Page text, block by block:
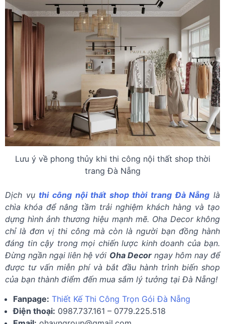
Lưu ý về phong thủy khi thi công nội thất shop thời
trang Đà Nẵng
Dịch vụthi công nội thất shop thời trang Đà Nẵng là
chìa khóa để nâng tầm trải nghiệm khách hàng và tạo
dựng hình ảnh thương hiệu mạnh mẽ. Oha Decor không
chỉ là đơn vị thi công mà còn là người bạn đồng hành
đáng tin cậy trong mọi chiến lược kinh doanh của bạn.
Đừng ngần ngại liên hệ với Oha Decorngay hôm nay để
được tư vấn miễn phí và bắt đầu hành trình biến shop
của bạn thành điểm đến mua sắm lý tưởng tại Đà Nẵng!
Fanpage: Thiết Kế Thi Công Trọn Gói Đà Nẵng
Điện thoại: 0987.737.161 – 0779.225.518